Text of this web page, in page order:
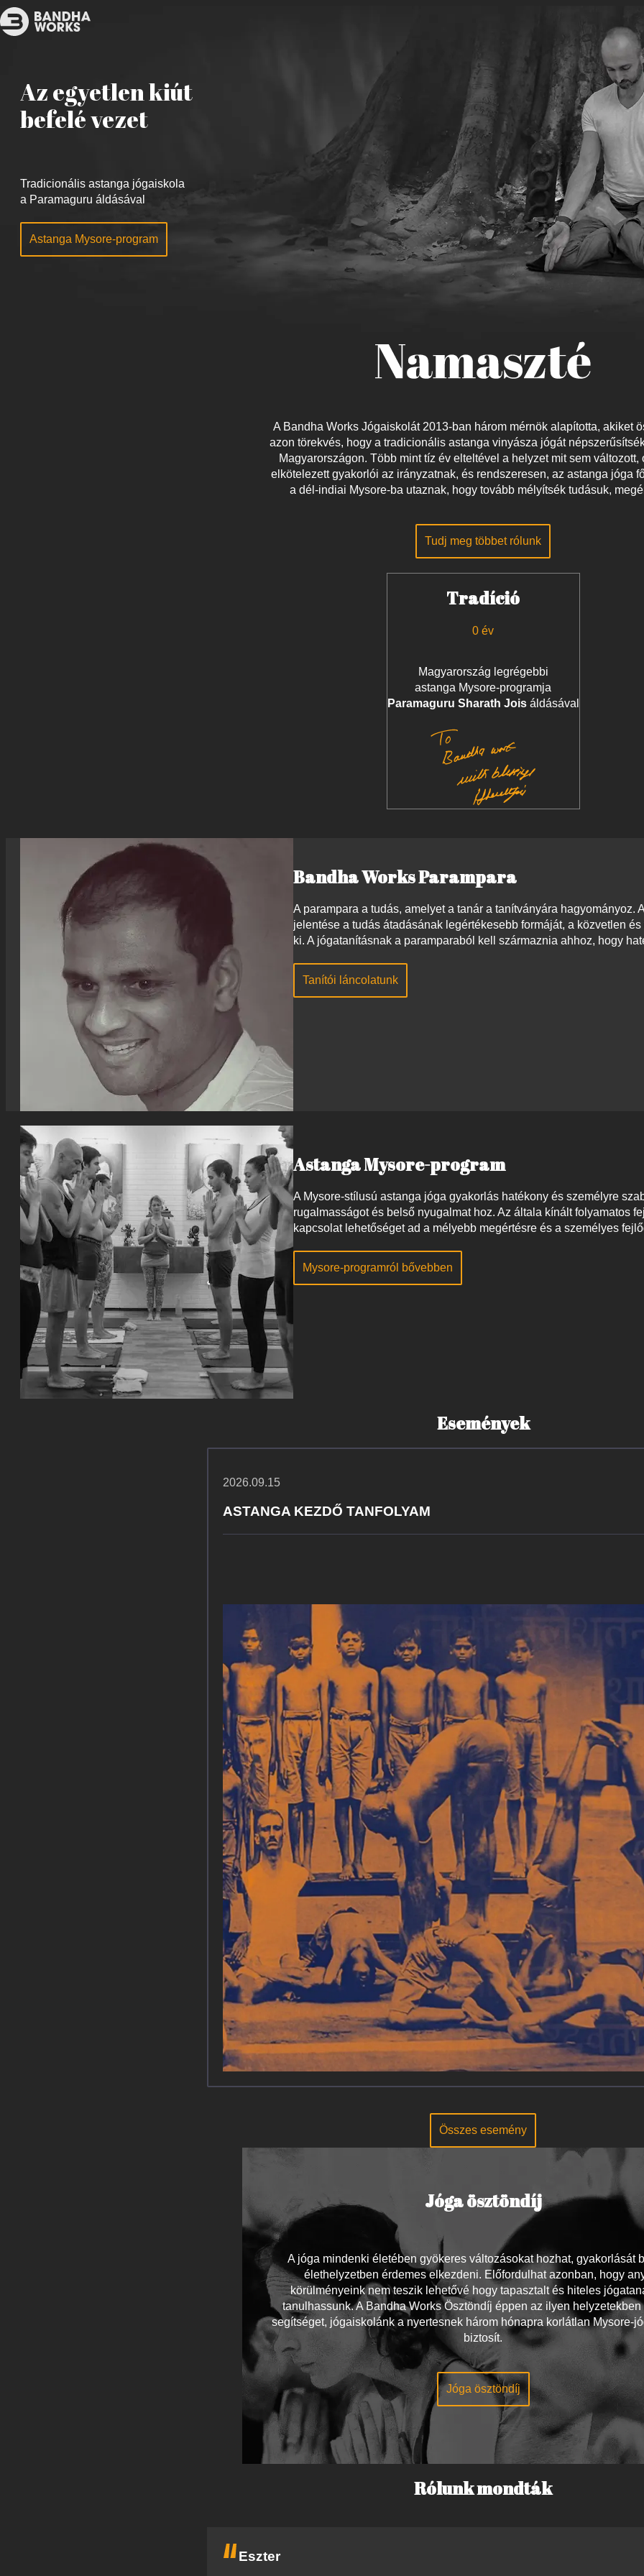
Az egyetlen kiút
befelé vezet
Tradicionális astanga jógaiskola
a Paramaguru áldásával
Astanga Mysore-program
A Bandha Works Jógaiskolát 2013-ban három mérnök alapította, akiket
azon törekvés, hogy a tradicionális astanga vinyásza jógát
Magyarországon. Több mint tíz év elteltével a helyzet mit sem változott,
elkötelezett gyakorlói az irányzatnak, és rendszeresen, az astanga jóga
a dél-indiai Mysore-ba utaznak, hogy tovább mélyítsék tudásuk,
Tudj meg többet rólunk
Tradíció
0 év
Magyarország legrégebbi
astanga Mysore-programja
Paramaguru Sharath Joisáldásával
Bandha Works Parampara
A parampara a tudás, amelyet a tanár a tanítványára hagyományoz.
jelentése a tudás átadásának legértékesebb formáját, a közvetlen
ki. A jógatanításnak a paramparaból kell származnia ahhoz, hogy
Tanítói láncolatunk
Astanga Mysore-program
A Mysore-stílusú astanga jóga gyakorlás hatékony és személyre
rugalmasságot és belső nyugalmat hoz. Az általa kínált folyamatos
kapcsolat lehetőséget ad a mélyebb megértésre és a személyes
Mysore-programról bővebben
Események
2026.09.15
ASTANGA KEZDŐ TANFOLYAM
Összes esemény
Jóga ösztöndíj
A jóga mindenki életében gyökeres változásokat hozhat, gyakorlását
élethelyzetben érdemes elkezdeni. Előfordulhat azonban, hogy
körülményeink nem teszik lehetővé hogy tapasztalt és hiteles
tanulhassunk. A Bandha Works Ösztöndíj éppen az ilyen helyzetekben
segítséget, jógaiskolánk a nyertesnek három hónapra korlátlan Mysore-
biztosít.
Jóga ösztöndíj
Rólunk mondták
Eszter